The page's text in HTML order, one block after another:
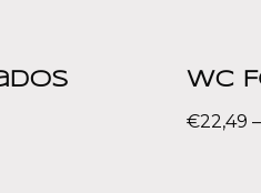
WC
€22,49 –